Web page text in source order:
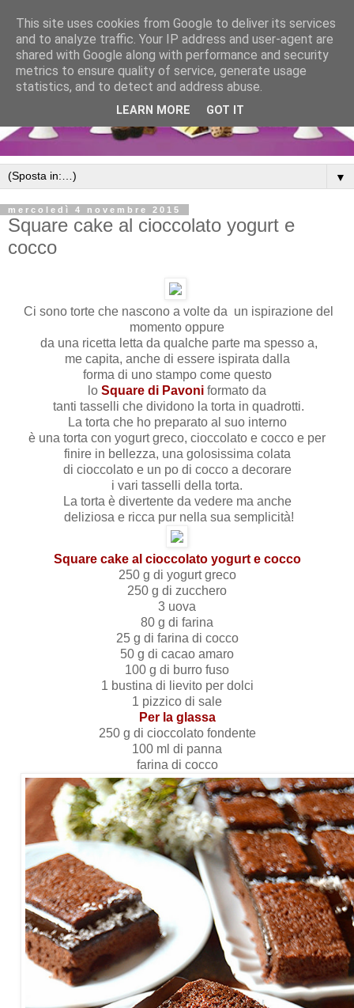
▼
mercoledì 4 novembre 2015
Square cake al cioccolato yogurt e
cocco
Ci sono torte che nascono a volte da un ispirazione del
momento oppure
da una ricetta letta da qualche parte ma spesso a,
me capita, anche di essere ispirata dalla
forma di uno stampo come questo
lo Square di Pavoni formato da
tanti tasselli che dividono la torta in quadrotti.
La torta che ho preparato al suo interno
è una torta con yogurt greco, cioccolato e cocco e per
finire in bellezza, una golosissima colata
di cioccolato e un po di cocco a decorare
i vari tasselli della torta.
La torta è divertente da vedere ma anche
deliziosa e ricca pur nella sua semplicità!
Square cake al cioccolato yogurt e cocco
250 g di yogurt greco
250 g di zucchero
3 uova
80 g di farina
25 g di farina di cocco
50 g di cacao amaro
100 g di burro fuso
1 bustina di lievito per dolci
1 pizzico di sale
Per la glassa
250 g di cioccolato fondente
100 ml di panna
farina di cocco
This site uses cookies from Google to deliver its services
and to analyze traffic. Your IP address and user-agent are
shared with Google along with performance and security
metrics to ensure quality of service, generate usage
statistics, and to detect and address abuse.
LEARN MORE GOT IT